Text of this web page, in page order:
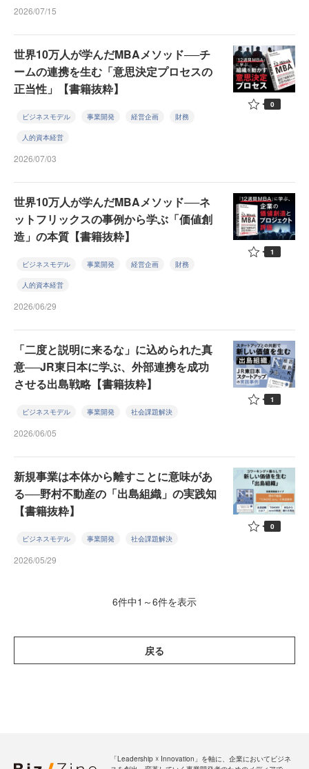
2026/07/15
世界10万人が学んだMBAメソッド──チ
ームの連携を生む「意思決定プロセスの
正当性」【書籍抜粋】
ビジネスモデル 事業開発 経営企画 財務
人的資本経営
2026/07/03
0
世界10万人が学んだMBAメソッド──ネ
ットフリックスの事例から学ぶ「価値創
造」の本質【書籍抜粋】
ビジネスモデル 事業開発 経営企画 財務
人的資本経営
2026/06/29
1
「二度と説明に来るな」に込められた真
意──JR東日本に学ぶ、外部連携を成功
させる出島戦略【書籍抜粋】
ビジネスモデル 事業開発 社会課題解決
2026/06/05
1
新規事業は本体から離すことに意味があ
る──野村不動産の「出島組織」の実践知
【書籍抜粋】
ビジネスモデル 事業開発 社会課題解決
2026/05/29
0
6件中1～6件を表示
戻る
「Leadership ☓ Innovation」を軸に、企業においてビジネ